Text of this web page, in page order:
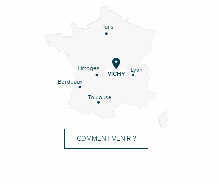
Paris
Lyon
Limoges
Bordeaux
Toulouse
VICHY
COMMENT VENIR ?